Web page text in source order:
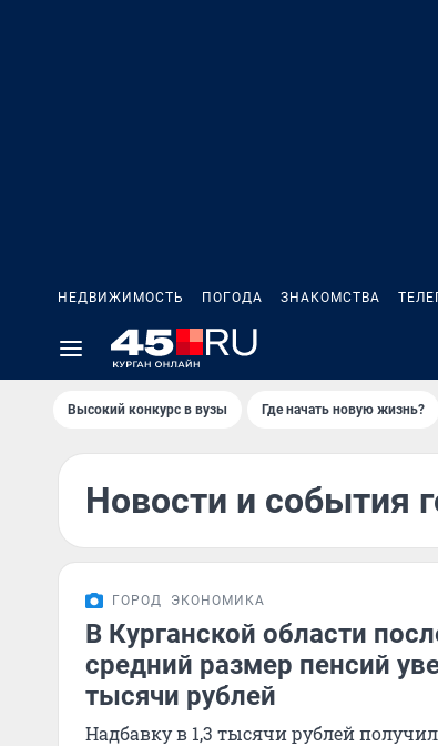
НЕДВИЖИМОСТЬ ПОГОДА ЗНАКОМСТВА
Высокий конкурс в вузы Где начать новую жизнь?
Новости и события
ГОРОД ЭКОНОМИКА
В Курганской области
средний размер пенсий
тысячи рублей
Надбавку в 1,3 тысячи рублей